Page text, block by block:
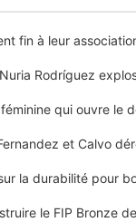
fin à leur
Rodríguez
qui ouvre le
et Calvo
la durabilité pour
le FIP Bronze